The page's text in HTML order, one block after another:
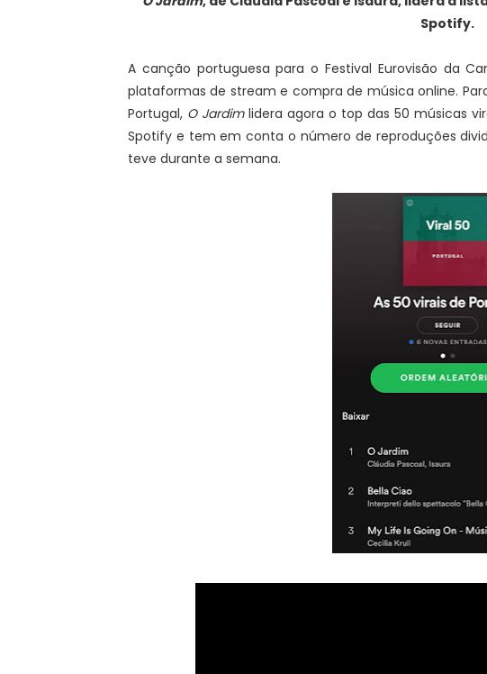
Spotify.
A canção portuguesa para o Festival Eurovisão da
plataformas de stream e compra de música online.
Portugal, O Jardimlidera agora o top das 50 músicas
Spotify e tem em conta o número de reproduções
teve durante a semana.